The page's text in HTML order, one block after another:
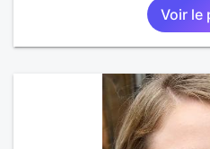
Voir le